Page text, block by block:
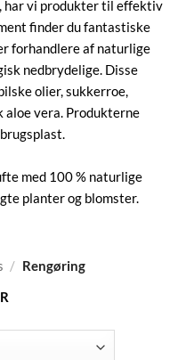
har vi produkter til effektiv
finder du fantastiske
forhandlere af naturlige
nedbrydelige. Disse
olier, sukkerroe,
aloe vera. Produkterne
med 100 % naturlige
planter og blomster.
/ Rengøring